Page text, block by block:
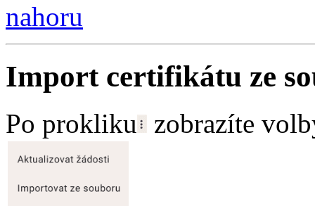
nahoru
Import certifikátu ze
Po prokliku zobrazíte